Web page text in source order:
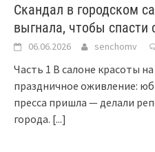
Скандал в городском
выгнала, чтобы спасти
06.06.2026 senchomv
Часть 1 В салоне красоты
праздничное оживление:
пресса пришла — делали
города. [...]